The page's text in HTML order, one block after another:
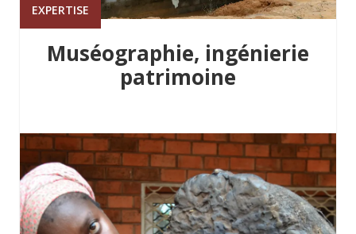
EXPERTISE
Muséographie, ingénierie
patrimoine